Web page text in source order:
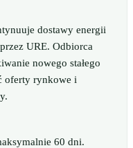
dostawy energii
URE. Odbiorca
nowego stałego
oferty rynkowe i
60 dni.